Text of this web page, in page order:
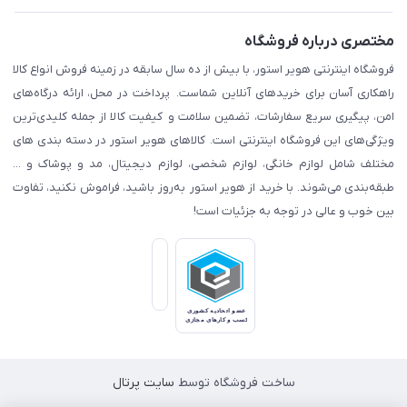
مختصری درباره فروشگاه
فروشگاه اینترنتی هویر استور، با بیش از ده سال سابقه در زمینه فروش انواع کالا
راهکاری آسان برای خریدهای آنلاین شماست. پرداخت در محل، ارائه درگاه‌های
امن، پیگیری سریع سفارشات، تضمین سلامت و کیفیت کالا از جمله کلیدی‌ترین
ویژگی‌های این فروشگاه اینترنتی است. کالاهای هویر استور در دسته بندی های
مختلف شامل لوازم خانگی، لوازم شخصی، لوازم دیجیتال، مد و پوشاک و ...
طبقه‌بندی می‌شوند. با خرید از هویر استور به‌روز باشید، فراموش نکنید، تفاوت
بین خوب و عالی در توجه به جزئیات است!
ساخت فروشگاه توسط سایت پرتال